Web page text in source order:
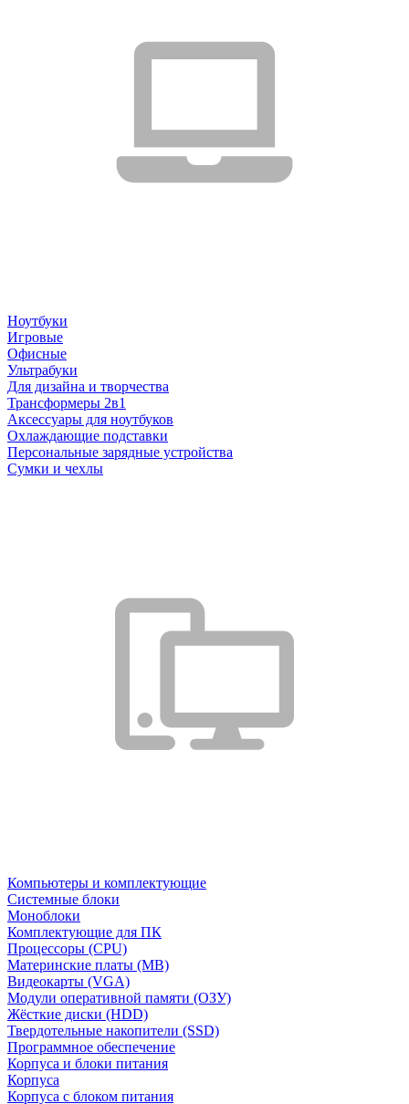
Ноутбуки
Игровые
Офисные
Ультрабуки
Для дизайна и творчества
Трансформеры 2в1
Аксессуары для ноутбуков
Охлаждающие подставки
Персональные зарядные устройства
Сумки и чехлы
Компьютеры и комплектующие
Системные блоки
Моноблоки
Комплектующие для ПК
Процессоры (CPU)
Материнские платы (MB)
Видеокарты (VGA)
Модули оперативной памяти (ОЗУ)
Жёсткие диски (HDD)
Твердотельные накопители (SSD)
Программное обеспечение
Корпуса и блоки питания
Корпуса
Корпуса с блоком питания